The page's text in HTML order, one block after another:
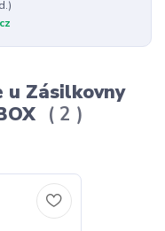
u Zásilkovny
2